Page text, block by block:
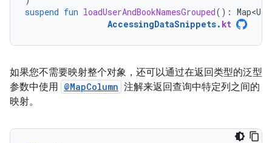
suspend fun loadUserAndBookNamesGrouped():
AccessingDataSnippets. kt
如果您不需要映射整个对象，还可以通过在返回类型的泛型
参数中使用 @MapColumn 注解来返回查询中特定列之间的
映射。